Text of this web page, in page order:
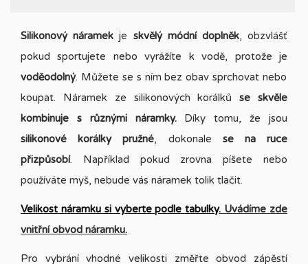
Silikonový náramek je skvělý módní doplněk, obzvlášť
pokud sportujete nebo vyrážíte k vodě, protože je
voděodolný. Můžete se s ním bez obav sprchovat nebo
koupat. Náramek ze silikonových korálků se skvěle
kombinuje s různými náramky. Díky tomu, že jsou
silikonové korálky pružné, dokonale se na ruce
přizpůsobí. Například pokud zrovna píšete nebo
používáte myš, nebude vás náramek tolik tlačit.
Velikost náramku si vyberte podle tabulky. Uvádíme zde
vnitřní obvod náramku.
Pro vybrání vhodné velikosti změřte obvod zápěstí